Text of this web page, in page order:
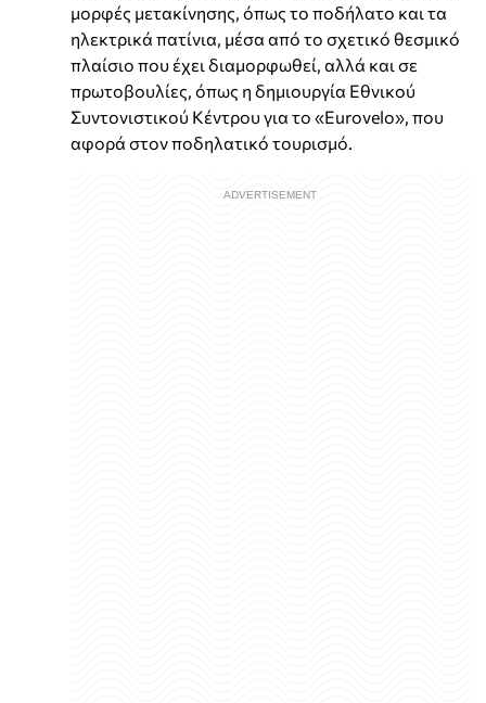
μορφές μετακίνησης, όπως το ποδήλατο και τα
ηλεκτρικά πατίνια, μέσα από το σχετικό θεσμικό
πλαίσιο που έχει διαμορφωθεί, αλλά και σε
πρωτοβουλίες, όπως η δημιουργία Εθνικού
Συντονιστικού Κέντρου για το «Eurovelo», που
αφορά στον ποδηλατικό τουρισμό.